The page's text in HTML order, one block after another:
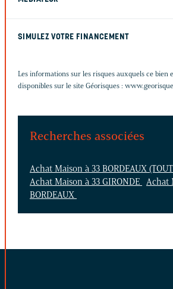
SIMULEZ VOTRE FINANCEMENT
Les informations sur les risques auxquels ce bien
disponibles sur le site Géorisques :
Recherches associées
Achat Maison à 33 BORDEAUX
Achat Maison à 33 GIRONDE
Achat
BORDEAUX